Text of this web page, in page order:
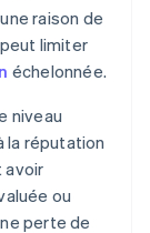
raison de
limiter
échelonnée.
niveau
la réputation
avoir
ou
perte de